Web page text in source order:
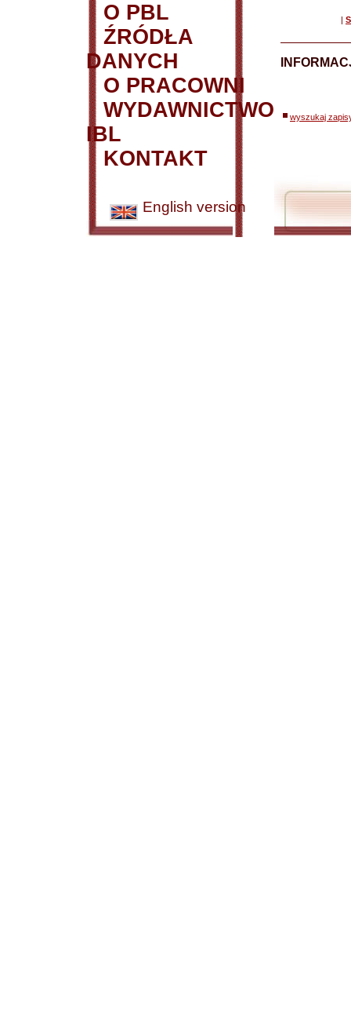
O PBL
ŹRÓDŁA
DANYCH
O PRACOWNI
WYDAWNICTWO
IBL
KONTAKT
English version
|
wyszukaj